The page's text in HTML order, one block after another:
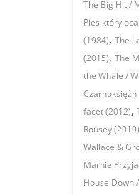
The Big Hit /
Pies który
(1984), The
(2015), The
the Whale /
facet (2012),
Rousey (2019)
Wallace &
Marnie
House Down